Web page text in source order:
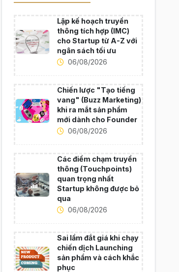
Lập kế hoạch truyền
thông tích hợp (IMC)
cho Startup từ A-Z với
ngân sách tối ưu
06/08/2026
Chiến lược "Tạo tiếng
vang" (Buzz Marketing)
khi ra mắt sản phẩm
mới dành cho Founder
06/08/2026
Các điểm chạm truyền
thông (Touchpoints)
quan trọng nhất
Startup không được bỏ
qua
06/08/2026
Sai lầm đắt giá khi chạy
chiến dịch Launching
sản phẩm và cách khắc
phục